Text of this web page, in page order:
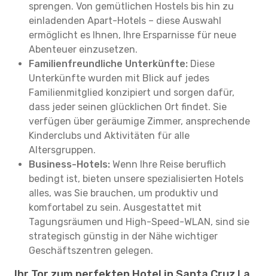
sprengen. Von gemütlichen Hostels bis hin zu
einladenden Apart-Hotels – diese Auswahl
ermöglicht es Ihnen, Ihre Ersparnisse für neue
Abenteuer einzusetzen.
Familienfreundliche Unterkünfte: Diese
Unterkünfte wurden mit Blick auf jedes
Familienmitglied konzipiert und sorgen dafür,
dass jeder seinen glücklichen Ort findet. Sie
verfügen über geräumige Zimmer, ansprechende
Kinderclubs und Aktivitäten für alle
Altersgruppen.
Business-Hotels: Wenn Ihre Reise beruflich
bedingt ist, bieten unsere spezialisierten Hotels
alles, was Sie brauchen, um produktiv und
komfortabel zu sein. Ausgestattet mit
Tagungsräumen und High-Speed-WLAN, sind sie
strategisch günstig in der Nähe wichtiger
Geschäftszentren gelegen.